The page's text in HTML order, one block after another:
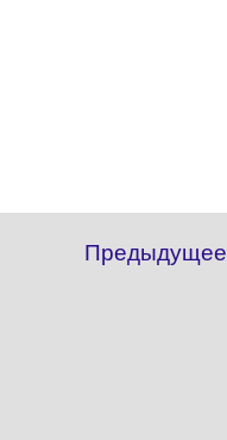
Предыдущее